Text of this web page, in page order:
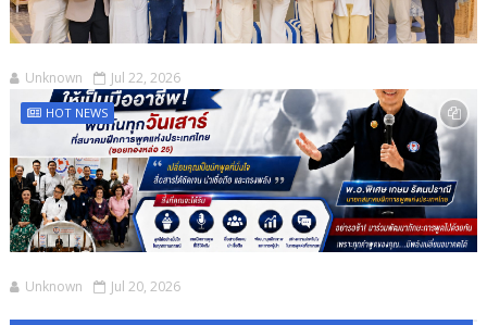
Unknown Jul 22, 2026
HOT NEWS
Unknown Jul 20, 2026